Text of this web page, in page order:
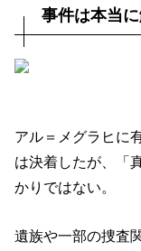
事件は本当
アル＝メグラヒに
は決着したが、「
かりではない。
遺族や一部の捜査